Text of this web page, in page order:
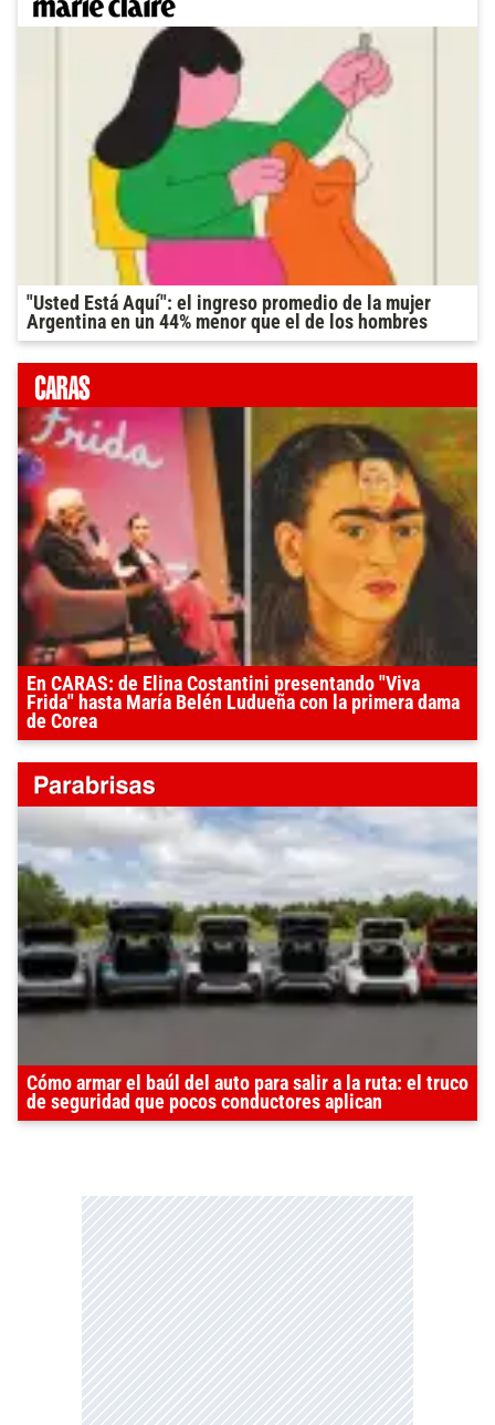
"Usted Está Aquí": el ingreso promedio de la mujer
Argentina en un 44% menor que el de los hombres
En CARAS: de Elina Costantini presentando "Viva
Frida" hasta María Belén Ludueña con la primera dama
de Corea
Cómo armar el baúl del auto para salir a la ruta: el truco
de seguridad que pocos conductores aplican